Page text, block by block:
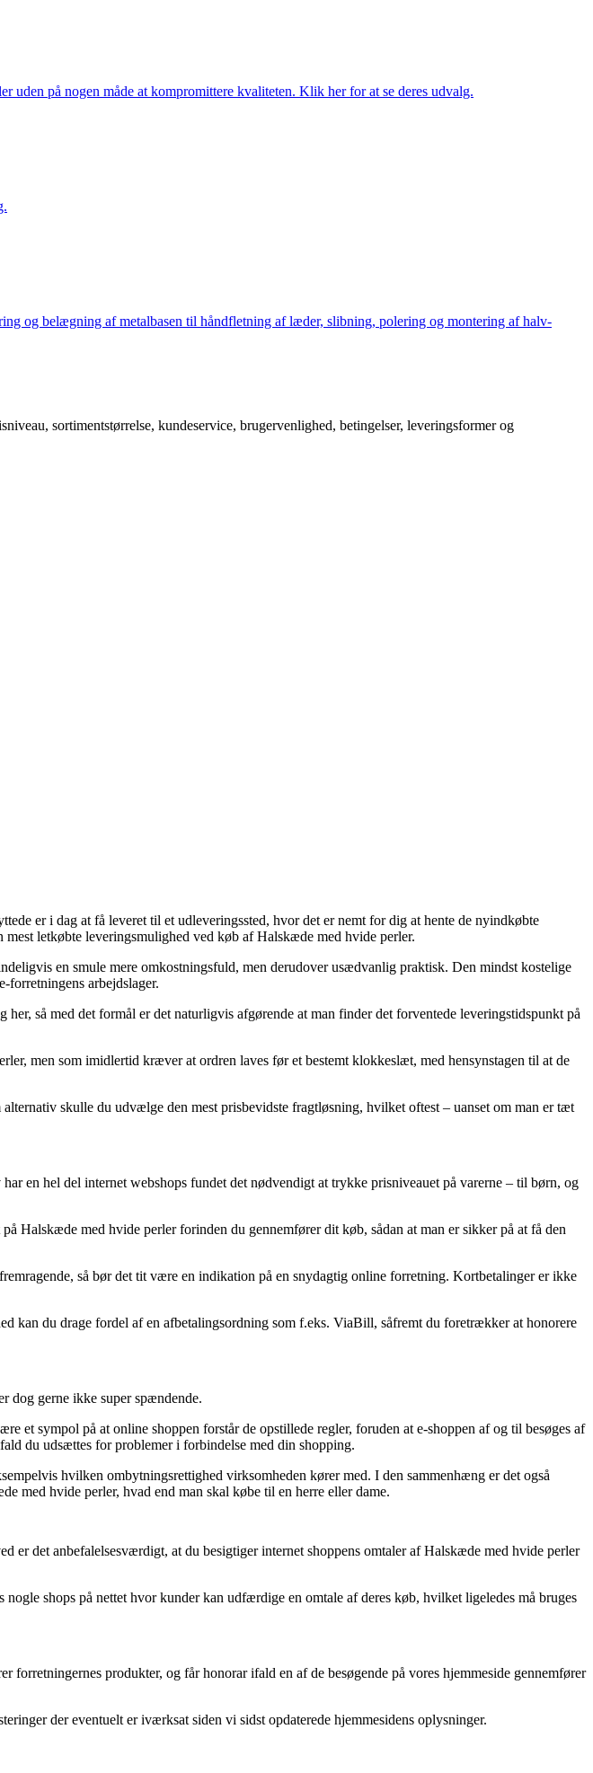
uden på nogen måde at kompromittere kvaliteten. Klik her for at se deres udvalg.
og belægning af metalbasen til håndfletning af læder, slibning, polering og montering af halv-
sortimentstørrelse, kundeservice, brugervenlighed, betingelser, leveringsformer og
er i dag at få leveret til et udleveringssted, hvor det er nemt for dig at hente de nyindkøbte
letkøbte leveringsmulighed ved køb af Halskæde med hvide perler.
en smule mere omkostningsfuld, men derudover usædvanlig praktisk. Den mindst kostelige
arbejdslager.
så med det formål er det naturligvis afgørende at man finder det forventede leveringstidspunkt på
men som imidlertid kræver at ordren laves før et bestemt klokkeslæt, med hensynstagen til at de
skulle du udvælge den mest prisbevidste fragtløsning, hvilket oftest – uanset om man er tæt
en hel del internet webshops fundet det nødvendigt at trykke prisniveauet på varerne – til børn, og
Halskæde med hvide perler forinden du gennemfører dit køb, sådan at man er sikker på at få den
så bør det tit være en indikation på en snydagtig online forretning. Kortbetalinger er ikke
kan du drage fordel af en afbetalingsordning som f.eks. ViaBill, såfremt du foretrækker at honorere
dog gerne ikke super spændende.
sympol på at online shoppen forstår de opstillede regler, foruden at e-shoppen af og til besøges af
du udsættes for problemer i forbindelse med din shopping.
hvilken ombytningsrettighed virksomheden kører med. I den sammenhæng er det også
med hvide perler, hvad end man skal købe til en herre eller dame.
er det anbefalelsesværdigt, at du besigtiger internet shoppens omtaler af Halskæde med hvide perler
shops på nettet hvor kunder kan udfærdige en omtale af deres køb, hvilket ligeledes må bruges
produkter, og får honorar ifald en af de besøgende på vores hjemmeside gennemfører
der eventuelt er iværksat siden vi sidst opdaterede hjemmesidens oplysninger.